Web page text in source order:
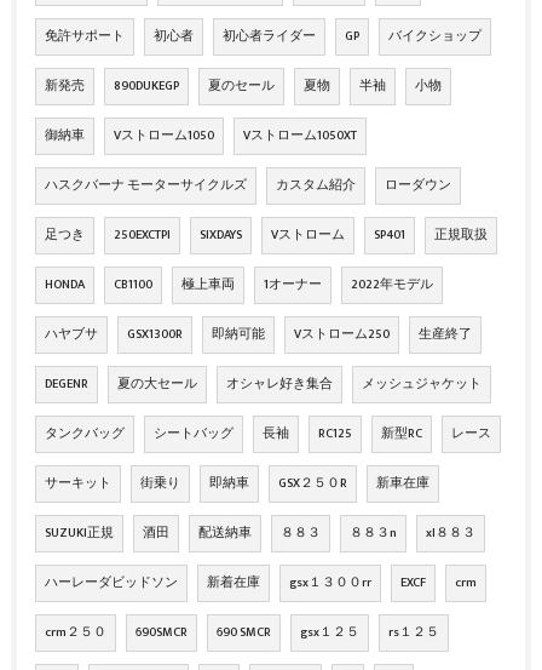
免許サポート 初心者 初心者ライダー GP バイクショップ
新発売 890DUKEGP 夏のセール 夏物 半袖 小物
御納車 Vストローム1050 Vストローム1050XT
ハスクバーナ モーターサイクルズ カスタム紹介 ローダウン
足つき 250EXCTPI SIXDAYS Vストローム SP401 正規取扱
HONDA CB1100 極上車両 1オーナー 2022年モデル
ハヤブサ GSX1300R 即納可能 Vストローム250 生産終了
DEGENR 夏の大セール オシャレ好き集合 メッシュジャケット
タンクバッグ シートバッグ 長袖 RC125 新型RC レース
サーキット 街乗り 即納車 GSX２５０R 新車在庫
SUZUKI正規 酒田 配送納車 ８８３ ８８３n xl８８３
ハーレーダビッドソン 新着在庫 gsx１３００rr EXCF crm
crm２５０ 690SMCR 690 SMCR gsx１２５ rs１２５